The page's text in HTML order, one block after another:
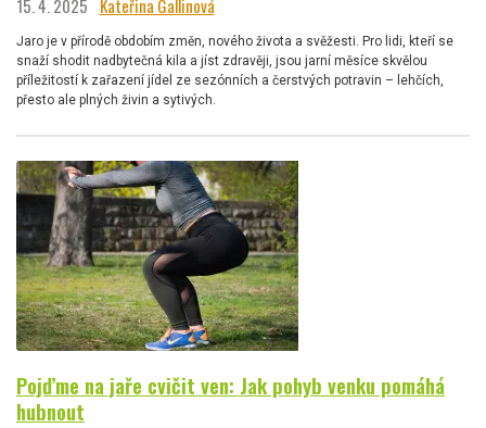
15. 4. 2025 Kateřina Gallinová
Jaro je v přírodě obdobím změn, nového života a svěžesti. Pro lidi, kteří se
snaží shodit nadbytečná kila a jíst zdravěji, jsou jarní měsíce skvělou
příležitostí k zařazení jídel ze sezónních a čerstvých potravin – lehčích,
přesto ale plných živin a sytivých.
Pojďme na jaře cvičit ven: Jak pohyb venku pomáhá
hubnout